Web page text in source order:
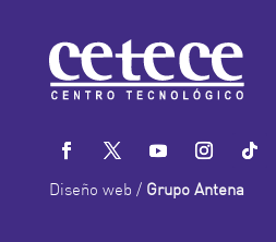
Diseño web / Grupo Antena